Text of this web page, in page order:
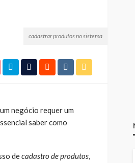
cadastrar produtos no sistema
negócio requer um
saber como
decadastro de produtos,